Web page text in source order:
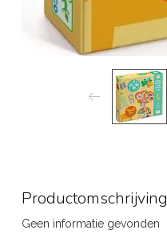
Productomschrijving
Geen informatie gevonden